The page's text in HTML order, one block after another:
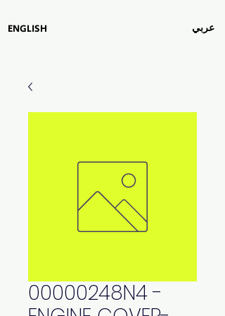
عربي ENGLISH
00000248N4 -